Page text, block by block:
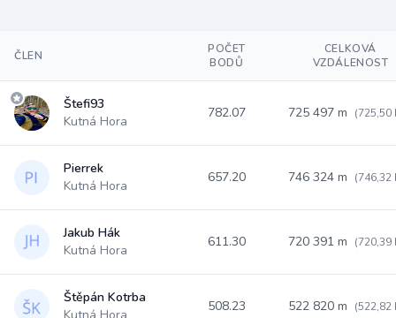
ČLEN
POČET
BODŮ
CELKOVÁ
VZDÁLENOST
Štefi93
Kutná Hora
782.07 725 497 m (725,50
Pierrek
Kutná Hora
657.20 746 324 m (746,32
Jakub Hák
Kutná Hora
611.30 720 391 m (720,39
Štěpán Kotrba
508.23 522 820 m (522,82